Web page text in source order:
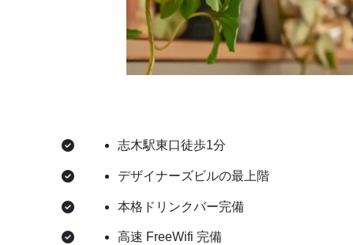
志木駅東口徒歩1分
デザイナーズビルの最上階
本格ドリンクバー完備
高速 FreeWifi 完備